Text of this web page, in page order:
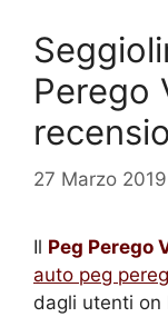
Perego
27 Marzo 2019
Il Peg Perego
auto peg
dagli utenti on